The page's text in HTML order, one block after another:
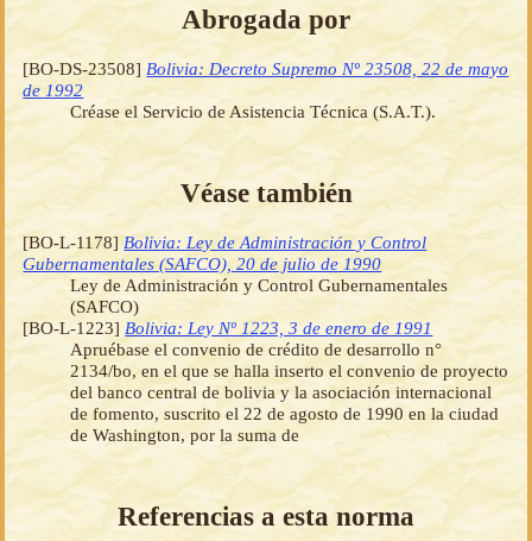
Abrogada por
[BO-DS-23508] Bolivia: Decreto Supremo Nº 23508, 22 de mayo
de 1992
Créase el Servicio de Asistencia Técnica (S.A.T.).
Véase también
[BO-L-1178] Bolivia: Ley de Administración y Control
Gubernamentales (SAFCO), 20 de julio de 1990
Ley de Administración y Control Gubernamentales
(SAFCO)
[BO-L-1223] Bolivia: Ley Nº 1223, 3 de enero de 1991
Apruébase el convenio de crédito de desarrollo n°
2134/bo, en el que se halla inserto el convenio de proyecto
del banco central de bolivia y la asociación internacional
de fomento, suscrito el 22 de agosto de 1990 en la ciudad
de Washington, por la suma de
Referencias a esta norma